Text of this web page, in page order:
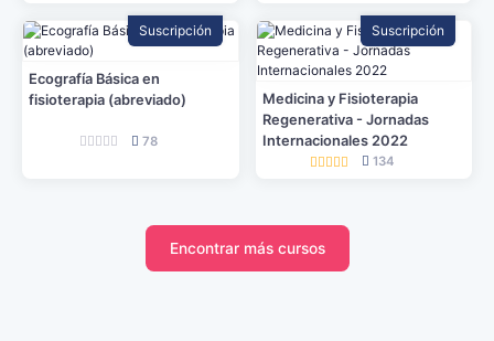
Suscripción
Ecografía Básica en
fisioterapia (abreviado)
78
Suscripción
Medicina y Fisioterapia
Regenerativa - Jornadas
Internacionales 2022
134
Encontrar más cursos